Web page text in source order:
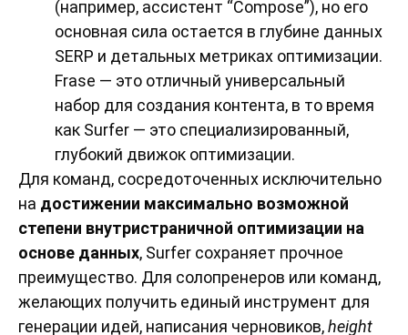
(например, ассистент “Compose”), но его
основная сила остается в глубине данных
SERP и детальных метриках оптимизации.
Frase — это отличный универсальный
набор для создания контента, в то время
как Surfer — это специализированный,
глубокий движок оптимизации.
Для команд, сосредоточенных исключительно
на достижении максимально возможной
степени внутристраничной оптимизации на
основе данных, Surfer сохраняет прочное
преимущество. Для солопренеров или команд,
желающих получить единый инструмент для
генерации идей, написания черновиков,height